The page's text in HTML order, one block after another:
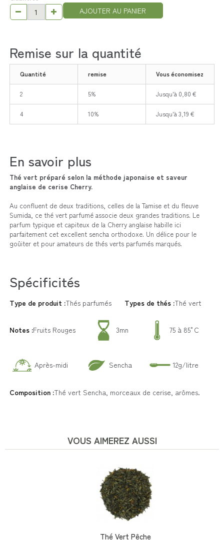
AJOUTER AU PANIER
Remise sur la quantité
Quantité remise Vous économisez
2 5% Jusqu'à 0,80 €
4 10% Jusqu'à 3,19 €
En savoir plus
Thé vert préparé selon la méthode japonaise et saveur
anglaise de cerise Cherry.
Au confluent de deux traditions, celles de la Tamise et du fleuve
Sumida, ce thé vert parfumé associe deux grandes traditions. Le
parfum typique et capiteux de la Cherry anglaise habille ici
parfaitement cet excellent sencha orthodoxe. Un délice pour le
goûiter et pour amateurs de thés verts parfumés marqués.
Spécificités
Type de produit :Thés parfumés Types de thés :Thé vert
Notes :Fruits Rouges 3mn 75 à 85°C
Après-midi Sencha 12g/litre
Composition :Thé vert Sencha, morceaux de cerise, arômes.
VOUS AIMEREZ AUSSI